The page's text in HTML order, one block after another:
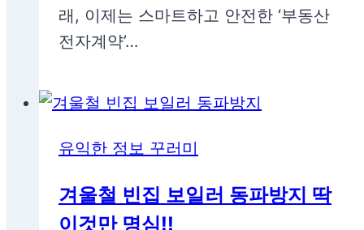
래, 이제는 스마트하고 안전한 ‘부동산
전자계약’…
유익한 정보 꾸러미
겨울철 빈집 보일러 동파방지 딱
이것만 명심!!